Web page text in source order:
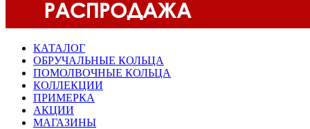
КАТАЛОГ
ОБРУЧАЛЬНЫЕ КОЛЬЦА
ПОМОЛВОЧНЫЕ КОЛЬЦА
КОЛЛЕКЦИИ
ПРИМЕРКА
АКЦИИ
МАГАЗИНЫ